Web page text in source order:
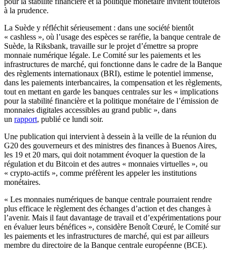
à la prudence.
La Suède y réfléchit sérieusement : dans une société bientôt
« cashless », où l’usage des espèces se raréfie, la banque centrale de
Suède, la Riksbank, travaille sur le projet d’émettre sa propre
monnaie numérique légale. Le Comité sur les paiements et les
infrastructures de marché, qui fonctionne dans le cadre de la Banque
des règlements internationaux (BRI), estime le potentiel immense,
dans les paiements interbancaires, la compensation et les règlements,
tout en mettant en garde les banques centrales sur les « implications
pour la stabilité financière et la politique monétaire de l’émission de
monnaies digitales accessibles au grand public », dans
un rapport, publié ce lundi soir.
Une publication qui intervient à dessein à la veille de la réunion du
G20 des gouverneurs et des ministres des finances à Buenos Aires,
les 19 et 20 mars, qui doit notamment évoquer la question de la
régulation et du Bitcoin et des autres « monnaies virtuelles », ou
« crypto-actifs », comme préfèrent les appeler les institutions
monétaires.
« Les monnaies numériques de banque centrale pourraient rendre
plus efficace le règlement des échanges d’action et des changes à
l’avenir. Mais il faut davantage de travail et d’expérimentations pour
en évaluer leurs bénéfices », considère Benoît Cœuré, le Comité sur
les paiements et les infrastructures de marché, qui est par ailleurs
membre du directoire de la Banque centrale européenne (BCE).